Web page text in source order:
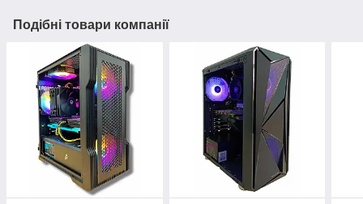
Подібні товари компанії